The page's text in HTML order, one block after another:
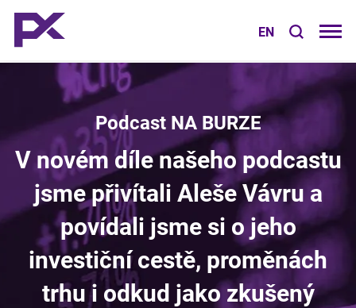
EN
Podcast NA BURZE
V novém díle našeho podcastu
jsme přivítali Aleše Vávru a
povídali jsme si o jeho
investiční cestě, proměnách
trhu i odkud jako zkušený